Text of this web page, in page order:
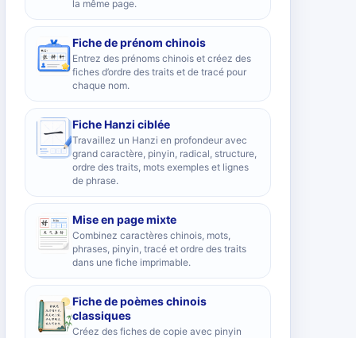
la même page.
Fiche de prénom chinois
Entrez des prénoms chinois et créez des
fiches d’ordre des traits et de tracé pour
chaque nom.
Fiche Hanzi ciblée
Travaillez un Hanzi en profondeur avec
grand caractère, pinyin, radical, structure,
ordre des traits, mots exemples et lignes
de phrase.
Mise en page mixte
Combinez caractères chinois, mots,
phrases, pinyin, tracé et ordre des traits
dans une fiche imprimable.
Fiche de poèmes chinois
classiques
Créez des fiches de copie avec pinyin